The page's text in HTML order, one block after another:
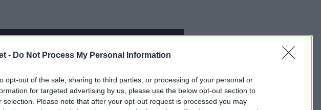
- Do Not Process My Personal Information
opt-out of the sale, sharing to third parties, or processing of your personal or
for targeted advertising by us, please use the below opt-out section to
selection. Please note that after your opt-out request is processed you may